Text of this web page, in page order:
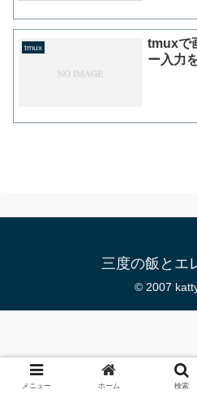
tmux
tmuxで
ー入力
三度の飯とエ
© 2007
メニュー ホーム 検索